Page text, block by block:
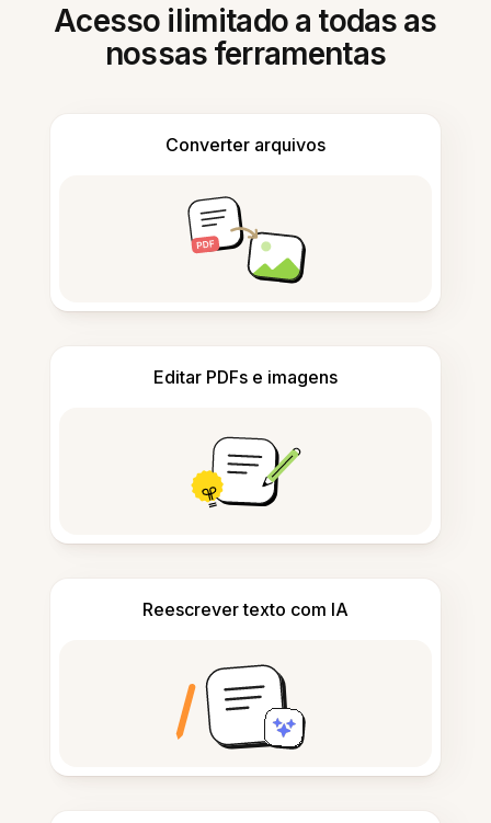
Acesso ilimitado a todas as
nossas ferramentas
Converter arquivos
Editar PDFs e imagens
Reescrever texto com IA